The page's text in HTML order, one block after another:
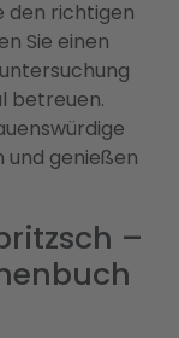
den richtigen
Sie einen
betreuen.
und genießen
–